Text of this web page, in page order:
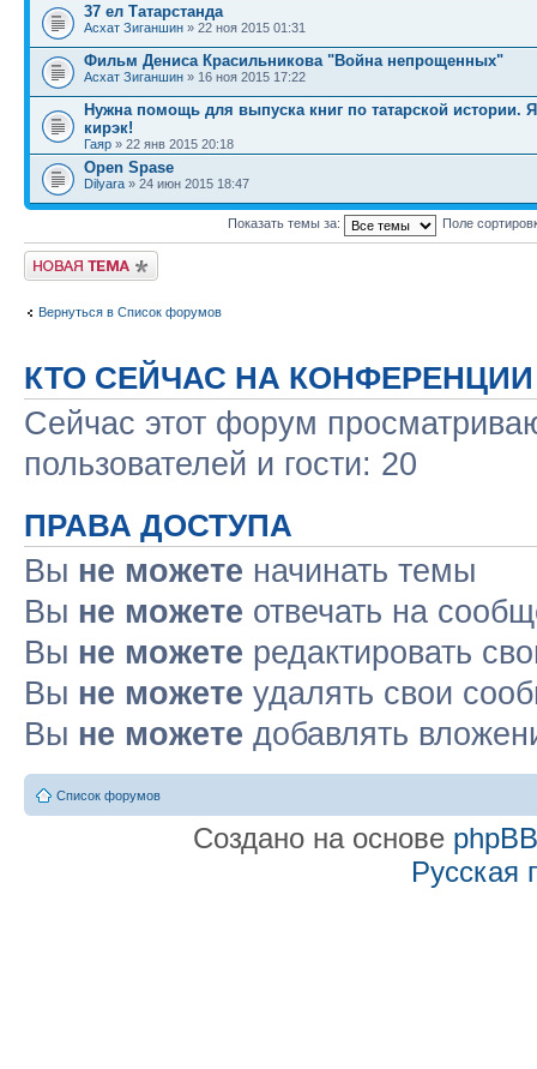
37 ел Татарстанда
Асхат Зиганшин » 22 ноя 2015 01:31
Фильм Дениса Красильникова "Война непрощенных"
Асхат Зиганшин » 16 ноя 2015 17:22
Нужна помощь для выпуска книг по татарской истории.
кирэк!
Гаяр » 22 янв 2015 20:18
Open Spase
Dilyara » 24 июн 2015 18:47
Показать темы за: Поле
Новая тема
Вернуться в Список форумов
КТО СЕЙЧАС НА КОНФЕРЕНЦИИ
Сейчас этот форум
пользователей и гости: 20
ПРАВА ДОСТУПА
Вы не можете начинать темы
Вы не можете отвечать на
Вы не можете редактировать
Вы не можете удалять свои
Вы не можете добавлять
Список форумов
Создано на основе phpBB
Русская